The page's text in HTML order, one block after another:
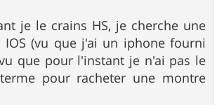
je le crains HS, je cherche une
IOS (vu que j'ai un iphone fourni
que pour l'instant je n'ai pas le
pour racheter une montre